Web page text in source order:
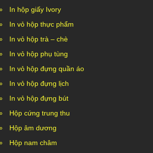
In hộp giấy Ivory
In vỏ hộp thực phẩm
In vỏ hộp trà – chè
In vỏ hộp phụ tùng
In vỏ hộp đựng quần áo
In vỏ hộp đựng lịch
In vỏ hộp đựng bút
Hộp cứng trung thu
Hộp âm dương
Hộp nam châm